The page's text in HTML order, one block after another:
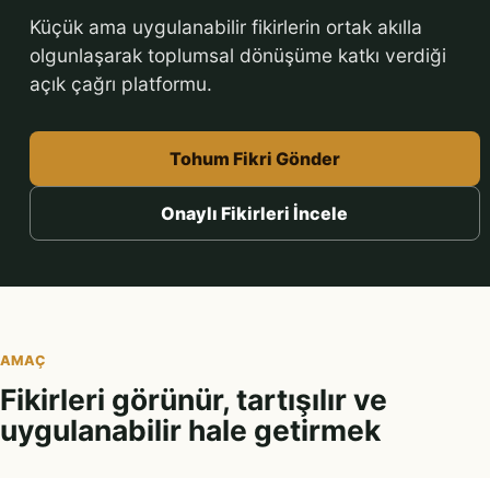
Küçük ama uygulanabilir fikirlerin ortak akılla
olgunlaşarak toplumsal dönüşüme katkı verdiği
açık çağrı platformu.
Tohum Fikri Gönder
Onaylı Fikirleri İncele
AMAÇ
Fikirleri görünür, tartışılır ve
uygulanabilir hale getirmek